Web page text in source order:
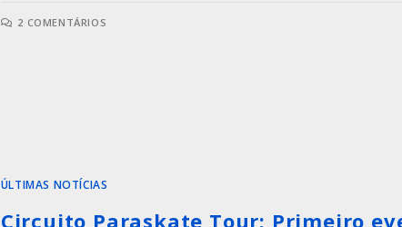
2 COMENTÁRIOS
ÚLTIMAS NOTÍCIAS
Circuito Paraskate Tour: Primeiro